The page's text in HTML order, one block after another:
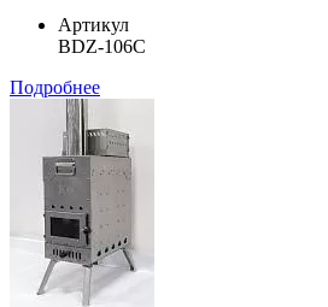
Артикул
BDZ-106C
Подробнее